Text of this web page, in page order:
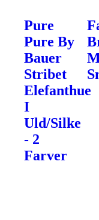
Pure
Pure By
Bauer
Stribet
Elefanthue
I
Uld/Silke
- 2
Farver